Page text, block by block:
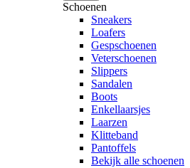
Schoenen
Sneakers
Loafers
Gespschoenen
Veterschoenen
Slippers
Sandalen
Boots
Enkellaarsjes
Laarzen
Klitteband
Pantoffels
Bekijk alle schoenen